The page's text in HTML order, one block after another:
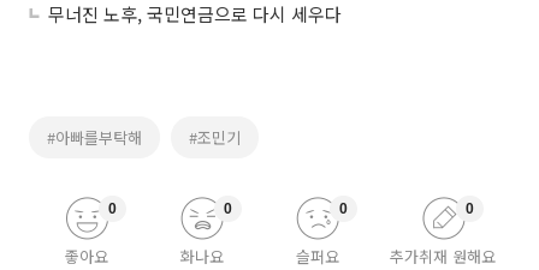
무너진 노후, 국민연금으로 다시 세우다
#아빠를부탁해 #조민기
좋아요
0
화나요
0
슬퍼요
0
추가취재 원해요
0